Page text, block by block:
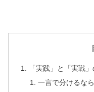
「実践」と「実戦
一言で分けるな